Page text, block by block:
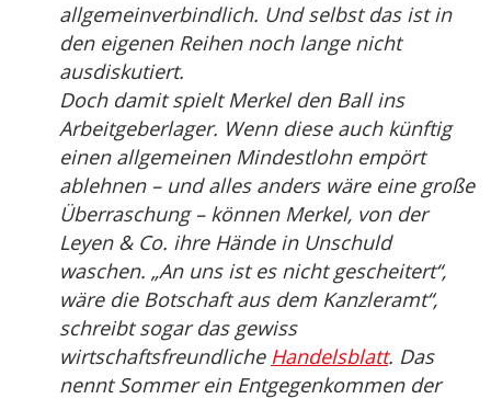
allgemeinverbindlich. Und selbst das ist in
den eigenen Reihen noch lange nicht
ausdiskutiert.
Doch damit spielt Merkel den Ball ins
Arbeitgeberlager. Wenn diese auch künftig
einen allgemeinen Mindestlohn empört
ablehnen – und alles anders wäre eine große
Überraschung – können Merkel, von der
Leyen & Co. ihre Hände in Unschuld
waschen. „An uns ist es nicht gescheitert“,
wäre die Botschaft aus dem Kanzleramt“,
schreibt sogar das gewiss
wirtschaftsfreundliche Handelsblatt. Das
nennt Sommer ein Entgegenkommen der